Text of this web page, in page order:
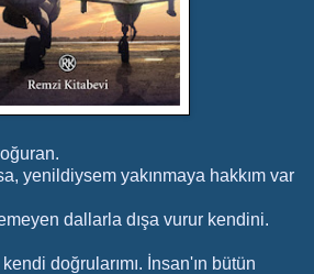
yenildiysem yakınmaya hakkım var
dallarla dışa vurur kendini.
doğrularımı. İnsan'ın bütün